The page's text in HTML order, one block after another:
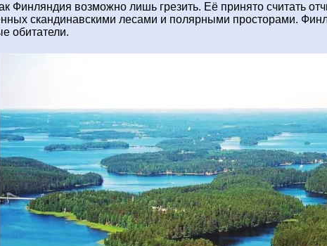
Финляндия возможно лишь грезить. Её принято считать
скандинавскими лесами и полярными просторами.
обитатели.